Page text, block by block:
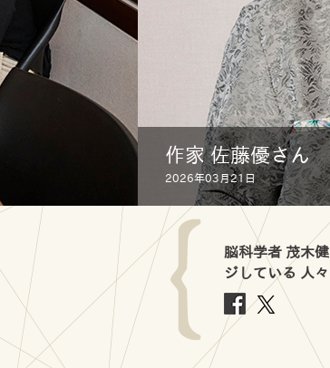
作家 佐藤優さん
2026年03月21日
脳科学者 茂木
ジしている 人